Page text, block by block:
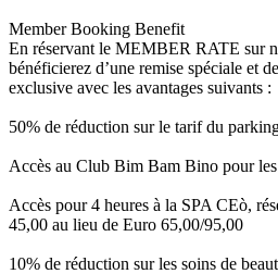
Member Booking Benefit
En réservant le MEMBER RATE sur
bénéficierez d’une remise spéciale et
exclusive avec les avantages suivants :
50% de réduction sur le tarif du
Accès au Club Bim Bam Bino pour les
Accès pour 4 heures à la SPA CEò,
45,00 au lieu de Euro 65,00/95,00
10% de réduction sur les soins de